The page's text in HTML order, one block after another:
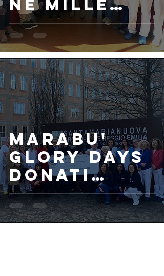
ne mille
soli
marabu'
glory days
donati
10.000